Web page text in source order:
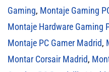
Gaming, Montaje Gaming
Montaje Hardware Gaming
Montaje PC Gamer Madrid,
Montar Corsair Madrid,